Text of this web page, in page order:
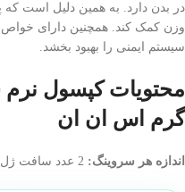
در بدن دارد. به همین دلیل است
وزن کمک کند. همچنین دارای
سیستم ایمنی را بهبود بخشد.
گرم اس ان ان
اندازه هر سروینگ: